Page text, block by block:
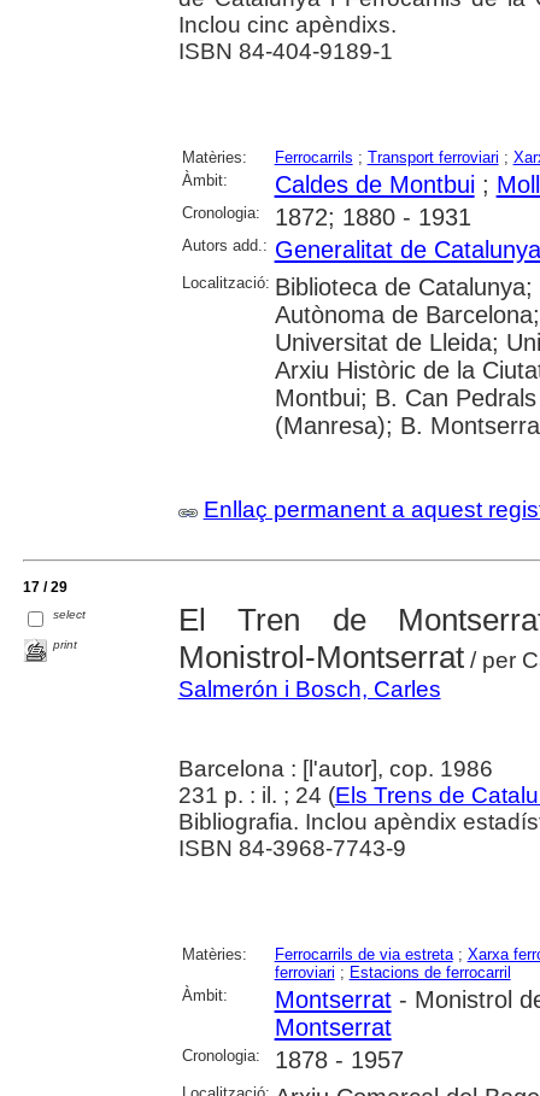
Inclou cinc apèndixs.
ISBN 84-404-9189-1
Matèries: Ferrocarrils ; Transport ferroviari ;
Àmbit:
Caldes de Montbui;
Cronologia: 1872; 1880 - 1931
Autors add.: Generalitat de Catalunya
Localització: Biblioteca de
Autònoma de
Universitat de Lleida;
Arxiu Històric de la
Montbui; B. Can
(Manresa); B.
Enllaç permanent a aquest
17 / 29
select
print
El Tren de
Monistrol-Montserrat/ per
Salmerón i Bosch, Carles
Barcelona : [l'autor], cop. 1986
231 p. : il. ; 24 (Els Trens de
Bibliografia. Inclou apèndix
ISBN 84-3968-7743-9
Matèries: Ferrocarrils de via estreta; Xarxa
ferroviari ; Estacions de ferrocarril
Àmbit:
Montserrat- Monistrol
Montserrat
Cronologia: 1878 - 1957